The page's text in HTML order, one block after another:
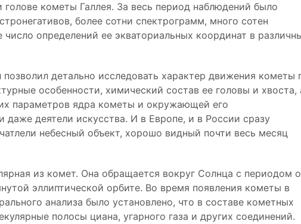
кометы Галлея. За весь период наблюдений было
более сотни спектрограмм, много сотен
определений ее экваториальных координат в
позволил детально исследовать характер движения кометы
особенности, химический состав ее головы и хвоста,
параметров ядра кометы и окружающей его
даже деятели искусства. И в Европе, и в России сразу
небесный объект, хорошо видный почти весь месяц
из комет. Она обращается вокруг Солнца с периодом
эллиптической орбите. Во время появления кометы в
анализа было установлено, что в составе кометных
полосы циана, угарного газа и других соединений.